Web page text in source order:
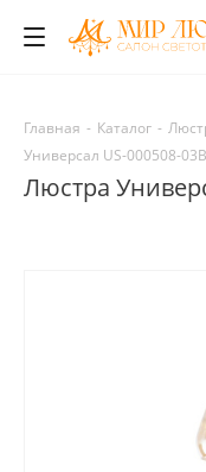
Главная - Каталог -
Универсал US-000508-
Люстра